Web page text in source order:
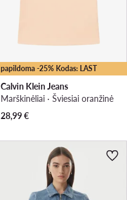
papildoma -25% Kodas: LAST
Calvin Klein Jeans
Marškinėliai · Šviesiai oranžinė
28,99€